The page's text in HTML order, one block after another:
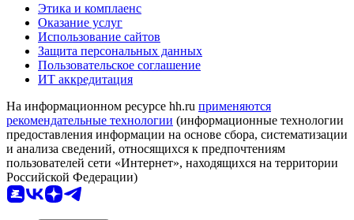
Этика и комплаенс
Оказание услуг
Использование сайтов
Защита персональных данных
Пользовательское соглашение
ИТ аккредитация
На информационном ресурсе hh.ru применяются
рекомендательные технологии (информационные технологии
предоставления информации на основе сбора, систематизации
и анализа сведений, относящихся к предпочтениям
пользователей сети «Интернет», находящихся на территории
Российской Федерации)